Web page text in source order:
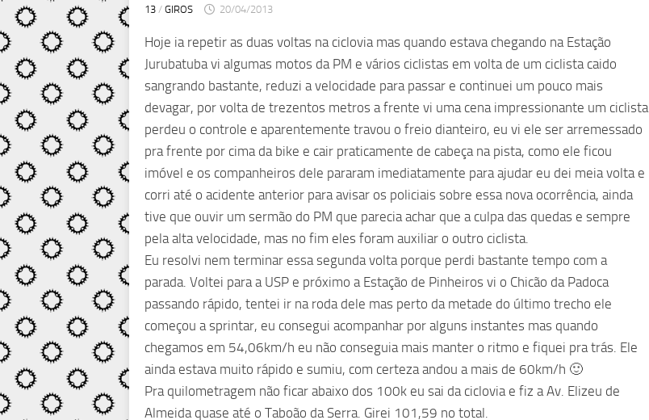
13 / GIROS 20/04/2013
Hoje ia repetir as duas voltas na ciclovia mas quando estava chegando na Estação
Jurubatuba vi algumas motos da PM e vários ciclistas em volta de um ciclista caido
sangrando bastante, reduzi a velocidade para passar e continuei um pouco mais
devagar, por volta de trezentos metros a frente vi uma cena impressionante um ciclista
perdeu o controle e aparentemente travou o freio dianteiro, eu vi ele ser arremessado
pra frente por cima da bike e cair praticamente de cabeça na pista, como ele ficou
imóvel e os companheiros dele pararam imediatamente para ajudar eu dei meia volta e
corri até o acidente anterior para avisar os policiais sobre essa nova ocorrência, ainda
tive que ouvir um sermão do PM que parecia achar que a culpa das quedas e sempre
pela alta velocidade, mas no fim eles foram auxiliar o outro ciclista.
Eu resolvi nem terminar essa segunda volta porque perdi bastante tempo com a
parada. Voltei para a USP e próximo a Estação de Pinheiros vi o Chicão da Padoca
passando rápido, tentei ir na roda dele mas perto da metade do último trecho ele
começou a sprintar, eu consegui acompanhar por alguns instantes mas quando
chegamos em 54,06km/h eu não conseguia mais manter o ritmo e fiquei pra trás. Ele
ainda estava muito rápido e sumiu, com certeza andou a mais de 60km/h 🙂
Pra quilometragem não ficar abaixo dos 100k eu sai da ciclovia e fiz a Av. Elizeu de
Almeida quase até o Taboão da Serra. Girei 101,59 no total.